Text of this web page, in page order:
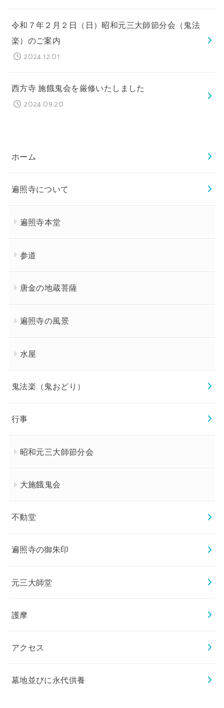
令和７年２月２日（日）昭和元三大師節分会（鬼法
楽）のご案内
2024.12.01
西方寺 施餓鬼会を厳修いたしました
2024.09.20
ホーム
遍照寺について
遍照寺本堂
参道
唐金の地蔵菩薩
遍照寺の風景
水屋
鬼法楽（鬼おどり）
行事
昭和元三大師節分会
大施餓鬼会
不動堂
遍照寺の御朱印
元三大師堂
護摩
アクセス
墓地並びに永代供養